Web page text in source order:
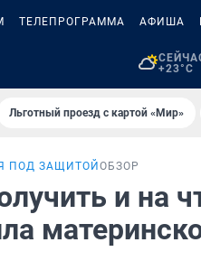
ТЕЛЕПРОГРАММА АФИША
+23°C
Льготный проезд с картой «Мир»
ПОД ЗАЩИТОЙ ОБЗОР
и на